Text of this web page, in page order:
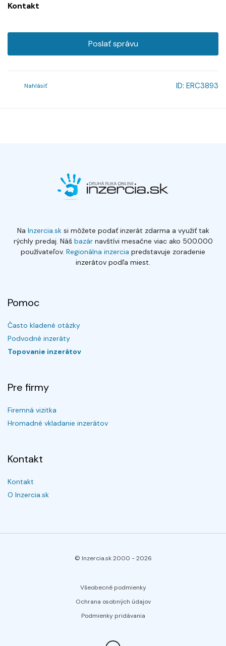
Kontakt
Poslať správu
Nahlásiť ID: ERC3893
Na Inzercia.sksi môžete podať inzerát zdarma a využiť tak
rýchly predaj. Náš bazárnavštívi mesačne viac ako 500.000
používateľov. Regionálna inzercia predstavuje zoradenie
inzerátov podľa miest.
Pomoc
Často kladené otázky
Podvodné inzeráty
Topovanie inzerátov
Pre firmy
Firemná vizitka
Hromadné vkladanie inzerátov
Kontakt
Kontakt
O Inzercia.sk
© Inzercia.sk 2000 -2026
Všeobecné podmienky
Ochrana osobných údajov
Podmienky pridávania